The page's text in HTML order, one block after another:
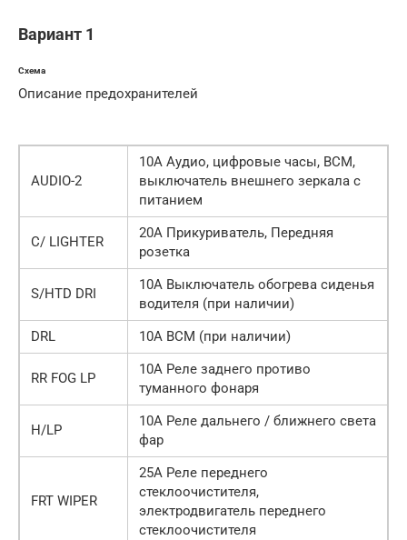
Вариант 1
Схема
Описание предохранителей
AUDIO-2
10А Аудио, цифровые часы, BCM,
выключатель внешнего зеркала с
питанием
C/ LIGHTER
20А Прикуриватель, Передняя
розетка
S/HTD DRI
10А Выключатель обогрева сиденья
водителя (при наличии)
DRL
10А BCM (при наличии)
RR FOG LP
10А Реле заднего противо
туманного фонаря
H/LP
10А Реле дальнего / ближнего света
фар
FRT WIPER
25А Реле переднего
стеклоочистителя,
электродвигатель переднего
стеклоочистителя